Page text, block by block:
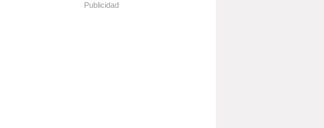
Publicidad